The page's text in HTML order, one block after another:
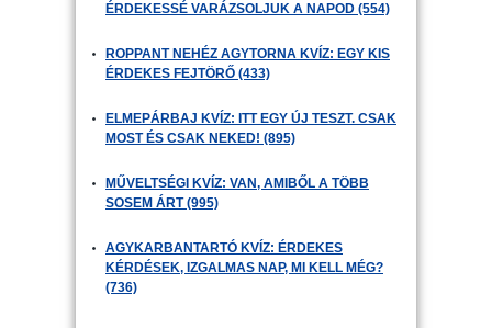
ÉRDEKESSÉ VARÁZSOLJUK A NAPOD (554)
ROPPANT NEHÉZ AGYTORNA KVÍZ: EGY KIS
ÉRDEKES FEJTÖRŐ (433)
ELMEPÁRBAJ KVÍZ: ITT EGY ÚJ TESZT. CSAK
MOST ÉS CSAK NEKED! (895)
MŰVELTSÉGI KVÍZ: VAN, AMIBŐL A TÖBB
SOSEM ÁRT (995)
AGYKARBANTARTÓ KVÍZ: ÉRDEKES
KÉRDÉSEK, IZGALMAS NAP, MI KELL MÉG?
(736)